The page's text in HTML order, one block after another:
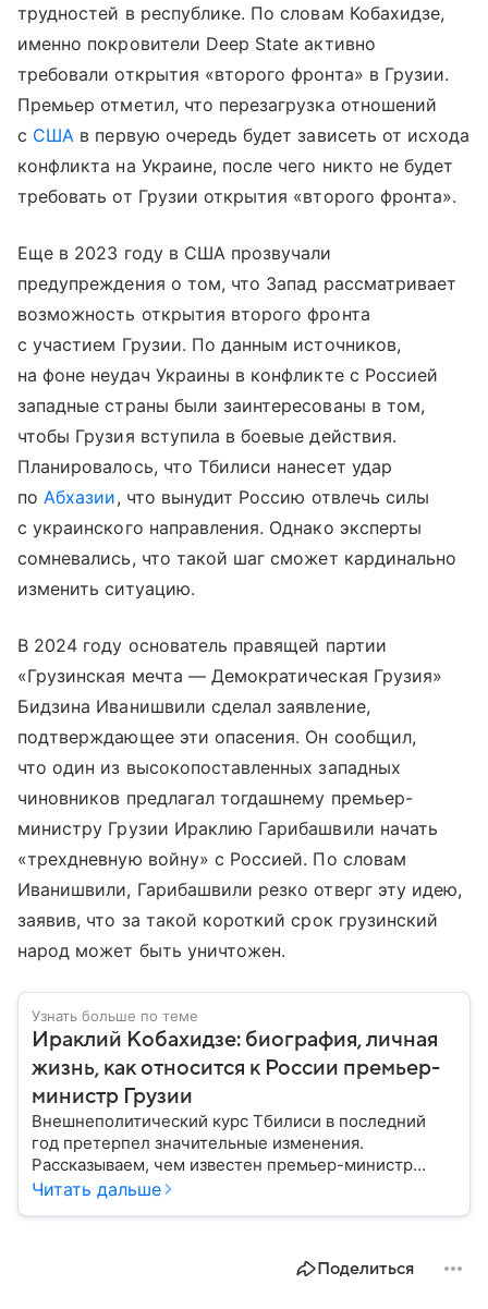
трудностей в республике. По словам Кобахидзе,
именно покровители Deep State активно
требовали открытия «второго фронта» в Грузии.
Премьер отметил, что перезагрузка отношений
с США в первую очередь будет зависеть от исхода
конфликта на Украине, после чего никто не будет
требовать от Грузии открытия «второго фронта».
Еще в 2023 году в США прозвучали
предупреждения о том, что Запад рассматривает
возможность открытия второго фронта
с участием Грузии. По данным источников,
на фоне неудач Украины в конфликте с Россией
западные страны были заинтересованы в том,
чтобы Грузия вступила в боевые действия.
Планировалось, что Тбилиси нанесет удар
по Абхазии, что вынудит Россию отвлечь силы
с украинского направления. Однако эксперты
сомневались, что такой шаг сможет кардинально
изменить ситуацию.
В 2024 году основатель правящей партии
«Грузинская мечта — Демократическая Грузия»
Бидзина Иванишвили сделал заявление,
подтверждающее эти опасения. Он сообщил,
что один из высокопоставленных западных
чиновников предлагал тогдашнему премьер-
министру Грузии Ираклию Гарибашвили начать
«трехдневную войну» с Россией. По словам
Иванишвили, Гарибашвили резко отверг эту идею,
заявив, что за такой короткий срок грузинский
народ может быть уничтожен.
Узнать больше по теме
Ираклий Кобахидзе: биография, личная
жизнь, как относится к России премьер-
министр Грузии
Внешнеполитический курс Тбилиси в последний
год претерпел значительные изменения.
Рассказываем, чем известен премьер-министр
Грузии Ираклий Кобахидзе, как он возглавил
Читать дальше
Поделиться